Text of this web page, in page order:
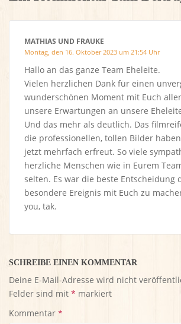
MATHIAS UND FRAUKE
Montag, den 16. Oktober 2023 um 21:54 Uhr
Hallo an das ganze Team Eheleite.
Vielen herzlichen Dank für einen
wunderschönen Moment mit Euch
unsere Erwartungen an unsere
Und das mehr als deutlich. Das
die professionellen, tollen Bilder
jetzt mehrfach erfreut. So viele
herzliche Menschen wie in Eurem
selten. Es war die beste Entscheidung
besondere Ereignis mit Euch zu
you, tak.
SCHREIBE EINEN KOMMENTAR
Deine E-Mail-Adresse wird nicht
Felder sind mit * markiert
Kommentar *